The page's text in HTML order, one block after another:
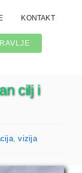
KONTAKT
cilj i
,vizija